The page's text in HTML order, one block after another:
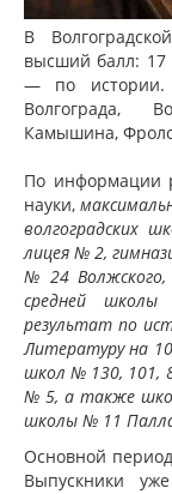
В
высший балл:
— по
Волгограда,
Камышина,
По информации
науки,
волгоградских
лицея № 2,
№ 24
средней
результат по
Литературу на
школ № 130, 101,
№ 5, а также
школы № 11
Основной
Выпускники